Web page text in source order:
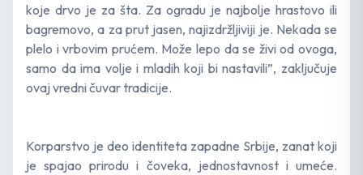
koje drvo je za šta. Za ogradu je najbolje hrastovo ili
bagremovo, a za prut jasen, najizdržljiviji je. Nekada se
plelo i vrbovim prućem. Može lepo da se živi od ovoga,
samo da ima volje i mladih koji bi nastavili”, zaključuje
ovaj vredni čuvar tradicije.
Korparstvo je deo identiteta zapadne Srbije, zanat koji
je spajao prirodu i čoveka, jednostavnost i umeće.